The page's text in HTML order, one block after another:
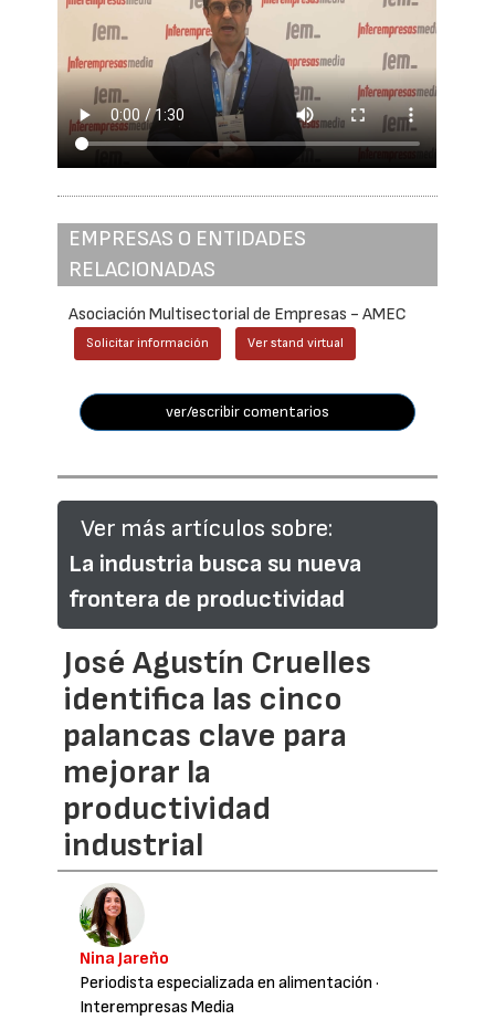
EMPRESAS O ENTIDADES
RELACIONADAS
Asociación Multisectorial de Empresas - AMEC
Solicitar información Ver stand virtual
ver/escribir comentarios
Ver más artículos sobre:
La industria busca su nueva
frontera de productividad
José Agustín Cruelles
identifica las cinco
palancas clave para
mejorar la
productividad
industrial
Nina Jareño
Periodista especializada en alimentación ·
Interempresas Media